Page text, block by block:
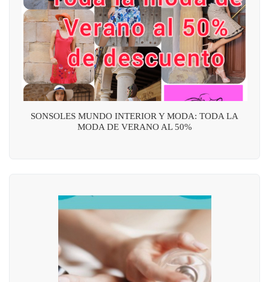
SONSOLES MUNDO INTERIOR Y MODA: TODA LA
MODA DE VERANO AL 50%